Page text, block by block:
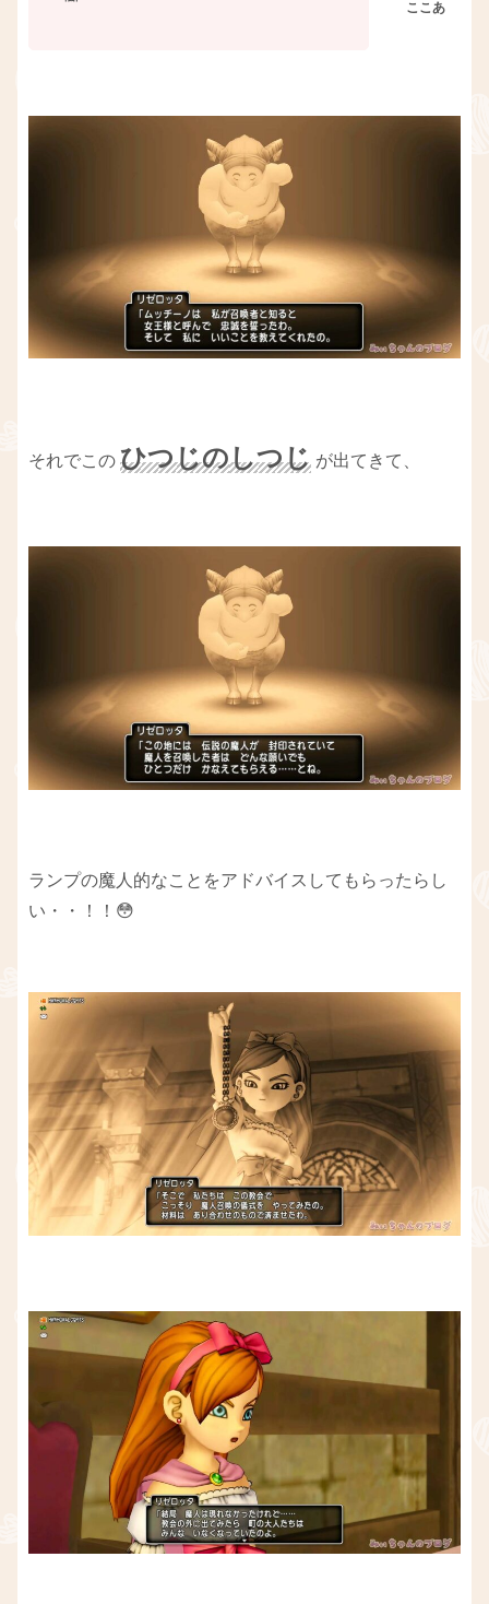
それでこの ひつじのしつじ が出てきて、
ランプの魔人的なことをアドバイスしてもらったらし
い・・！！😳